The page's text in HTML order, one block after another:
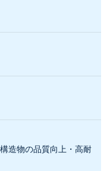
造物の品質向上・高耐